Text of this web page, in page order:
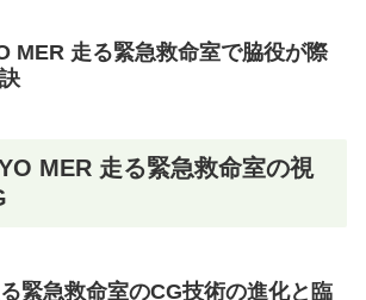
MER 走る緊急救命室で脇役が際
MER 走る緊急救命室の視
緊急救命室のCG技術の進化と臨